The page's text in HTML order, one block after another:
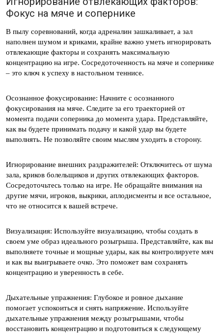
Фокус на мяче и сопернике
В пылу соревнований, когда адреналин зашкаливает, а зал
наполнен шумом и криками, крайне важно уметь игнорировать
отвлекающие факторы и сохранять максимальную
концентрацию на игре. Сосредоточенность на мяче и сопернике
– это ключ к успеху в настольном теннисе.
Осознанное фокусирование: Начните с осознанного
фокусирования на мяче. Следите за его траекторией от
момента подачи соперника до момента удара. Представляйте,
как вы будете принимать подачу и какой удар вы будете
выполнять. Не позволяйте своим мыслям уходить в сторону.
Игнорирование внешних раздражителей: Отключитесь от шума
зала, криков болельщиков и других отвлекающих факторов.
Сосредоточьтесь только на игре. Не обращайте внимания на
другие мячи, игроков, выкрики, аплодисменты и все остальное,
что не относится к вашей встрече.
Визуализация: Используйте визуализацию, чтобы создать в
своем уме образ идеального розыгрыша. Представляйте, как вы
выполняете точные и мощные удары, как вы контролируете мяч
и как вы выигрываете очко. Это поможет вам сохранять
концентрацию и уверенность в себе.
Дыхательные упражнения: Глубокое и ровное дыхание
помогает успокоиться и снять напряжение. Используйте
дыхательные упражнения между розыгрышами, чтобы
восстановить концентрацию и подготовиться к следующему